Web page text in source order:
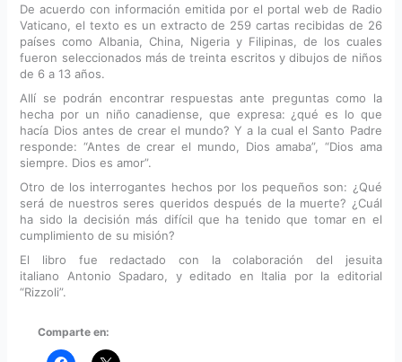
De acuerdo con información emitida por el portal web de Radio
Vaticano, el texto es un extracto de 259 cartas recibidas de 26
países como Albania, China, Nigeria y Filipinas, de los cuales
fueron seleccionados más de treinta escritos y dibujos de niños
de 6 a 13 años.
Allí se podrán encontrar respuestas ante preguntas como la
hecha por un niño canadiense, que expresa: ¿qué es lo que
hacía Dios antes de crear el mundo? Y a la cual el Santo Padre
responde: “Antes de crear el mundo, Dios amaba”, “Dios ama
siempre. Dios es amor”.
Otro de los interrogantes hechos por los pequeños son: ¿Qué
será de nuestros seres queridos después de la muerte? ¿Cuál
ha sido la decisión más difícil que ha tenido que tomar en el
cumplimiento de su misión?
El libro fue redactado con la colaboración del jesuita
italiano Antonio Spadaro, y editado en Italia por la editorial
“Rizzoli”.
Comparte en: